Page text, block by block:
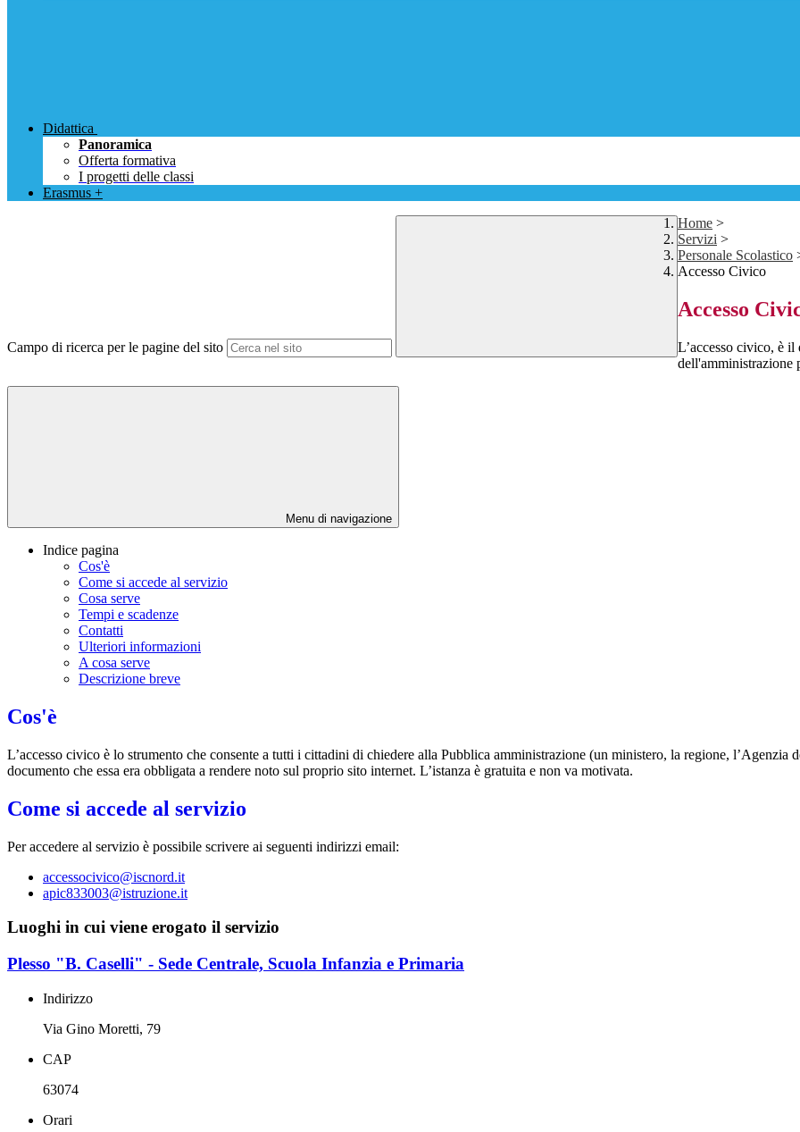
Didattica
Panoramica
Offerta formativa
I progetti delle classi
Erasmus +
Campo di ricerca per le pagine del sito
Home >
Servizi >
Personale Scolastico
Accesso Civico
Accesso
L’accesso civico, è
dell'amministrazione
Menu di navigazione
Indice pagina
Cos'è
Come si accede al servizio
Cosa serve
Tempi e scadenze
Contatti
Ulteriori informazioni
A cosa serve
Descrizione breve
Cos'è
L’accesso civico è lo strumento che consente a tutti i cittadini di chiedere alla Pubblica amministrazione (un ministero, la regione,
documento che essa era obbligata a rendere noto sul proprio sito internet. L’istanza è gratuita e non va motivata.
Come si accede al servizio
Per accedere al servizio è possibile scrivere ai seguenti indirizzi email:
accessocivico@iscnord.it
apic833003@istruzione.it
Luoghi in cui viene erogato il servizio
Plesso "B. Caselli" - Sede Centrale, Scuola Infanzia e Primaria
Indirizzo
Via Gino Moretti, 79
CAP
63074
Orari